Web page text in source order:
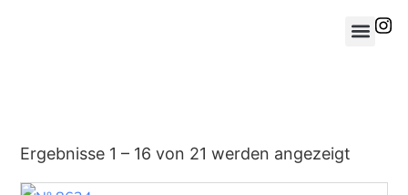
Ergebnisse 1 – 16 von 21 werden angezeigt